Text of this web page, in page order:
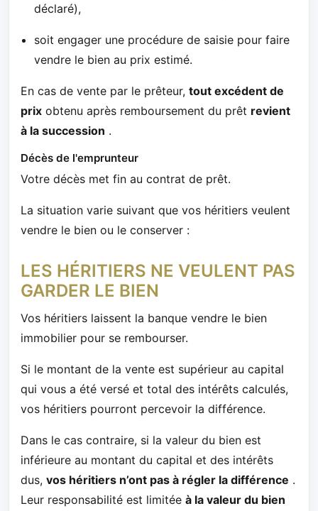
déclaré),
soit engager une procédure de saisie pour faire
vendre le bien au prix estimé.
En cas de vente par le prêteur, tout excédent de
prix obtenu après remboursement du prêt revient
à la succession .
Décès de l'emprunteur
Votre décès met fin au contrat de prêt.
La situation varie suivant que vos héritiers veulent
vendre le bien ou le conserver :
LES HÉRITIERS NE VEULENT PAS
GARDER LE BIEN
Vos héritiers laissent la banque vendre le bien
immobilier pour se rembourser.
Si le montant de la vente est supérieur au capital
qui vous a été versé et total des intérêts calculés,
vos héritiers pourront percevoir la différence.
Dans le cas contraire, si la valeur du bien est
inférieure au montant du capital et des intérêts
dus, vos héritiers n’ont pas à régler la différence .
Leur responsabilité est limitée à la valeur du bien